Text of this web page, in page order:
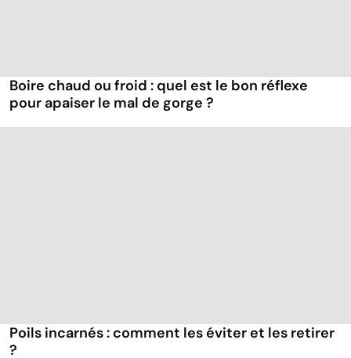
Boire chaud ou froid : quel est le bon réflexe
pour apaiser le mal de gorge ?
Poils incarnés : comment les éviter et les retirer
?